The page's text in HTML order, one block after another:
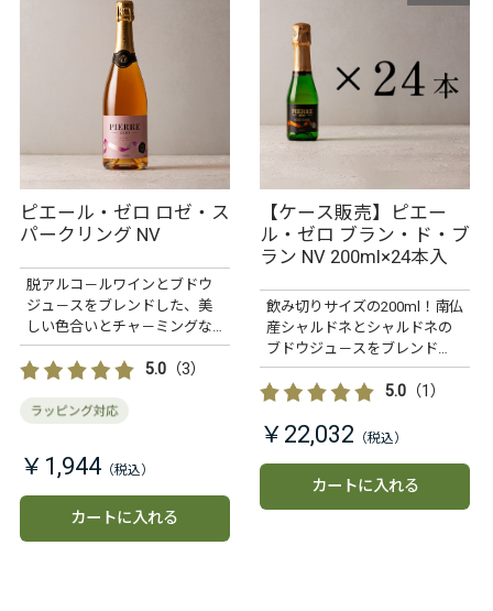
ピエール・ゼロ ロゼ・ス
パークリング NV
脱アルコ－ルワインとブドウ
ジュ－スをブレンドした、美
しい色合いとチャ－ミングな
味わいが心地よいロゼ・スパ
ークリングのワインテイスト
5.0（3）
￥1,944
カートに入れる
【ケース販売】ピエー
ル・ゼロ ブラン・ド・ブ
ラン NV 200ml×24本入
飲み切りサイズの200ml！南仏
産シャルドネとシャルドネの
ブドウジュ－スをブレンド
し、シャンパ－ニュのブラ
ン・ド・ブランの趣を表現し
イスト飲料です。（1本あたり
税込918円）
5.0（1）
￥22,032
カートに入れる